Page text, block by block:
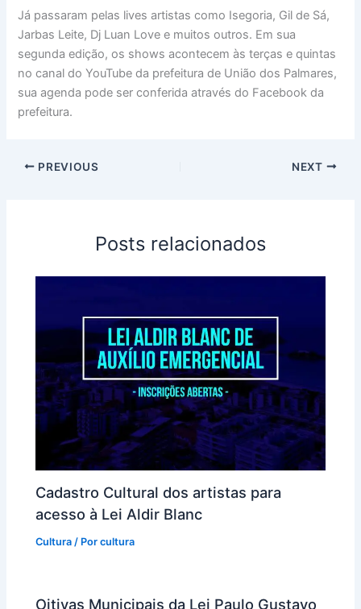
Já passaram pelas lives artistas como Isegoria, Gil de Sá,
Jarbas Leite, Dj Luan Love e muitos outros. Em sua
segunda edição, os shows acontecem às terças e quintas
no canal do YouTube da prefeitura de União dos Palmares,
sua agenda pode ser conferida através do Facebook da
prefeitura.
PREVIOUS NEXT
Posts relacionados
Cadastro Cultural dos artistas para
acesso à Lei Aldir Blanc
Cultura / Porcultura
Oitivas Municipais da Lei Paulo Gustavo